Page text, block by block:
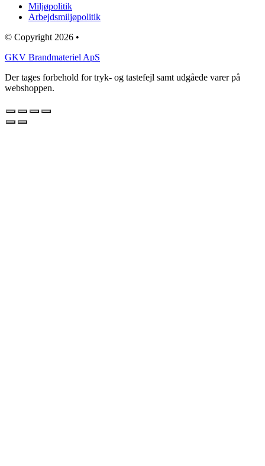
Miljøpolitik
Arbejdsmiljøpolitik
© Copyright 2026 •
GKV Brandmateriel ApS
Der tages forbehold for tryk- og tastefejl samt udgåede varer på
webshoppen.